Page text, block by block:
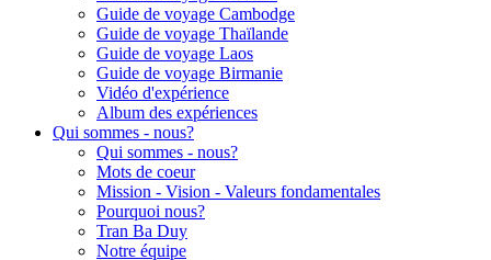
Guide de voyage Cambodge
Guide de voyage Thaïlande
Guide de voyage Laos
Guide de voyage Birmanie
Vidéo d'expérience
Album des expériences
Qui sommes - nous?
Qui sommes - nous?
Mots de coeur
Mission - Vision - Valeurs fondamentales
Pourquoi nous?
Tran Ba Duy
Notre équipe